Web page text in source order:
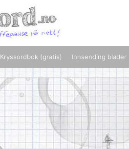
Kryssordbok (gratis) Innsending blader